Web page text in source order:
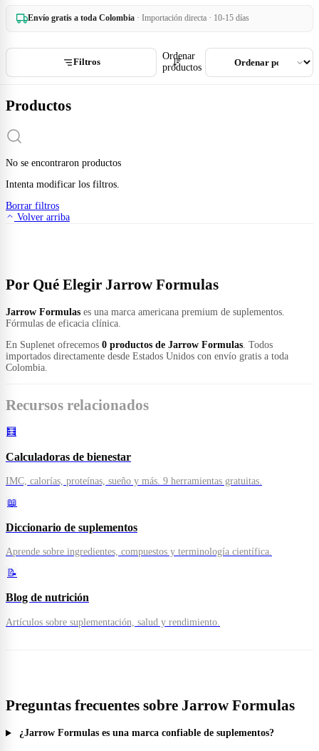
Envío gratis a toda Colombia · Importación directa · 10-15 días
Filtros
Ordenar
productos
Productos
No se encontraron productos
Intenta modificar los filtros.
Borrar filtros
Volver arriba
Por Qué Elegir Jarrow Formulas
Jarrow Formulas es una marca americana premium de suplementos.
Fórmulas de eficacia clínica.
En Suplenet ofrecemos 0 productos de Jarrow Formulas . Todos
importados directamente desde Estados Unidos con envío gratis a toda
Colombia.
Recursos relacionados
🧮
Calculadoras de bienestar
IMC, calorías, proteínas, sueño y más. 9 herramientas gratuitas.
📖
Diccionario de suplementos
Aprende sobre ingredientes, compuestos y terminología científica.
📝
Blog de nutrición
Artículos sobre suplementación, salud y rendimiento.
Preguntas frecuentes sobre Jarrow Formulas
¿Jarrow Formulas es una marca confiable de suplementos?